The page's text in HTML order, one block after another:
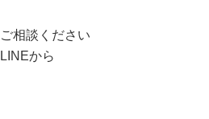
相談ください
から